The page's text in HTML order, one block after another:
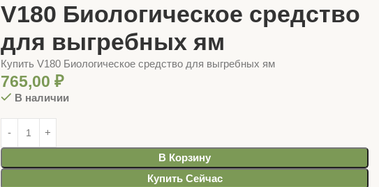
V180 Биологическое средство
для выгребных ям
Купить V180 Биологическое средство для выгребных ям
765,00₽
В наличии
В Корзину
Купить Сейчас